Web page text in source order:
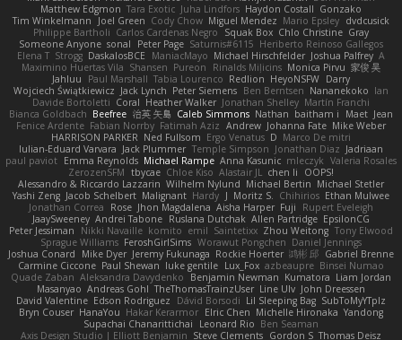
Matthew Edgmon Tara Exotic Juha Lindfors Haydon Costall Gonzako
Tim Winkelmann
Joel Green Cody Chow Miguel Mendez Mario Epsley dvdcusick
Philippe Bartholi Carlos Cardenas Negro Squak Box Chlo Christine Gray
Someone Anyone sonal Peter Page Saturnis#6115 Heriberto Reinoso Gallegos
Elena T Strogg DaskalosBCE ManiacMayo Michael Hirschfelder Joshua Palfrey A
Maximino Huertas Vila Shansen Pureon Rinalds Miļicins Monica Pirvu 家俊 吴
Jahluu
Paul Marshall Tabia Lourenco Redlion HeyoNSFW Darry
Wojciech Świątkiewicz Jack Lynch Peter Siemens Ben Berntsen Nananekoko Ian
Davide Bortoletti Coral Heather Walker Jonathan Shelley Martín Franchi
Bianca Goldbach Beefree 治英 矢島 Caleb Simmons Nathan baitham i Maet Jean
Fenice Ardente Fabian Norrby Fatimah Aziz Andrew Johanna Fate Mike Weber
HARRISON PARKER Ned Fullsom Ergo Venatus D Marco De mitri
Iulian-Eduard Varvara Jack Plummer Temple Simpson Jonathan Diaz Jadriaan
paul paviot Emma Reynolds Michael Rampe Anna Kasunic mleczyk Valeria Rosales
ZerozenSFM tbycae Chloe Kiso Alastair JL chen li
OOPS!
Alessandro & Riccardo Lazzarin Wilhelm Nylund Michael Bertin Michael Stetler
Yashi Zeng Jacob Schelbert Malignant Hardy J Moritz S. Chihirios Ethan Mulwee
Jonathan Correa
Rose Jhon Magdalena Aisha Harper Fuji
Rupert Eveleigh
JaaySweeney Andrei Tabone Ruslana Dutchak Allen Partridge EpsilonCG
Peter Jessiman
Nikki Navaille komito emil Saintetixx Zhou Weitong Tony Elwood
Sprague Williams FeroshGirlSims Worawut Pongchen Daniel Jennings
Joshua Conard
Mike Dyer Jeremy Fukunaga Rockie Hoerter 鸿彬 邱 Gabriel Brenne
Carmine Ciccone Paul Shewan luke gentile Lux_Fox azbeaupre Binsei Numao
Quade Zaban Aleksandra Davydenko Benjamin Newman Kumatora Liam Jordan
Masanyao Andreas Gohl TheThomasTrainzUser Line Ulv John Dreessen
David Valentine Edson Rodriguez Dávid Borsodi Lil Sleeping Bag SubToMyYTplz
Bryn Couser HanaYou Hakar Kerarmor Elric Chen Michelle Hironaka Yandong
Supachai Chanarittichai
Leonard Rio Ben Seaman
Axis Design Studio | Elliott Benjamin Steve Clements Gordon S Thomas Deisz